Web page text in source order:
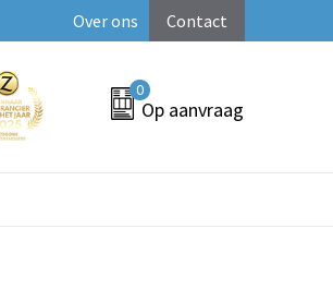
Over ons Contact
0
Op aanvraag